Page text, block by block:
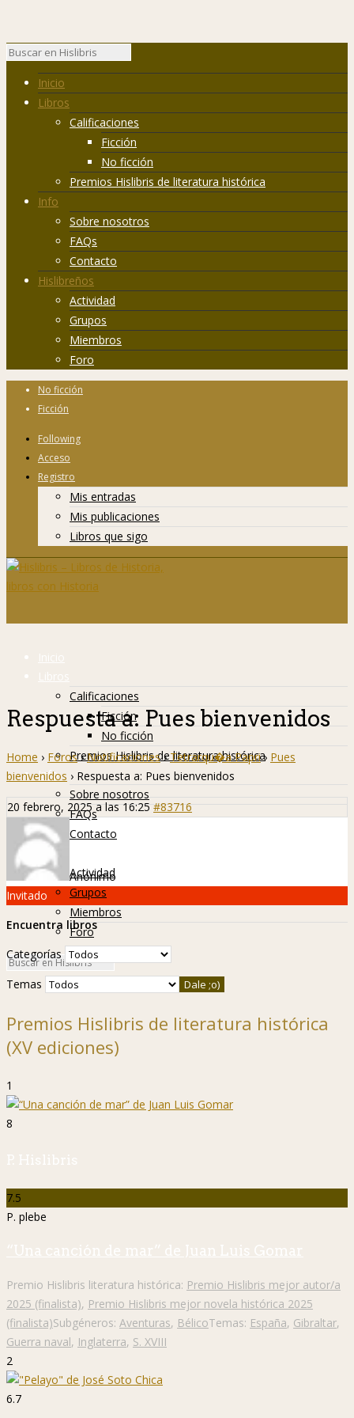
Inicio
Libros
Calificaciones
Ficción
No ficción
Premios Hislibris de literatura histórica
Info
Sobre nosotros
FAQs
Contacto
Hislibreños
Actividad
Grupos
Miembros
Foro
No ficción
Ficción
Following
Acceso
Registro
Mis entradas
Mis publicaciones
Libros que sigo
Inicio
Libros
Calificaciones
Ficción
No ficción
Premios Hislibris de literatura histórica
Info
Sobre nosotros
FAQs
Contacto
Hislibreños
Actividad
Grupos
Miembros
Foro
Respuesta a: Pues bienvenidos
Home › Foros › Notificaciones › Tetrarqu�a Papri › Pues
bienvenidos › Respuesta a: Pues bienvenidos
20 febrero, 2025 a las 16:25 #83716
Anónimo
Invitado
Encuentra libros
Categorías
Temas
Premios Hislibris de literatura histórica
(XV ediciones)
1
8
P. Hislibris
7.5
P. plebe
“Una canción de mar” de Juan Luis Gomar
Premio Hislibris literatura histórica: Premio Hislibris mejor autor/a
2025 (finalista), Premio Hislibris mejor novela histórica 2025
(finalista)Subgéneros: Aventuras, BélicoTemas: España, Gibraltar,
Guerra naval, Inglaterra, S. XVIII
2
6.7